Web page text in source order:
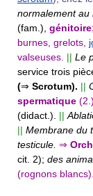
normalement au
(fam.),
burnes, grelots,
valseuses. || Le
service trois
(⇒ Scrotum). ||
spermatique (2.).
(didact.).
||
|| Membrane du
testicule. ⇒
cit. 2); des
(rognons blancs).